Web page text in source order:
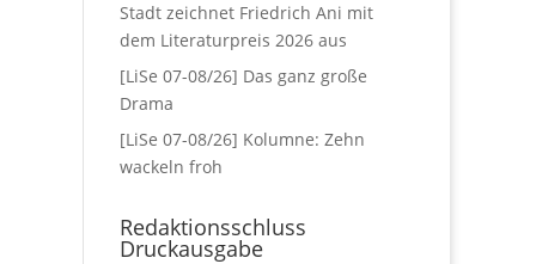
Stadt zeichnet Friedrich Ani mit
dem Literaturpreis 2026 aus
[LiSe 07-08/26] Das ganz große
Drama
[LiSe 07-08/26] Kolumne: Zehn
wackeln froh
Redaktionsschluss
Druckausgabe